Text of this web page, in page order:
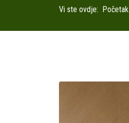
Vi ste ovdje: Početak